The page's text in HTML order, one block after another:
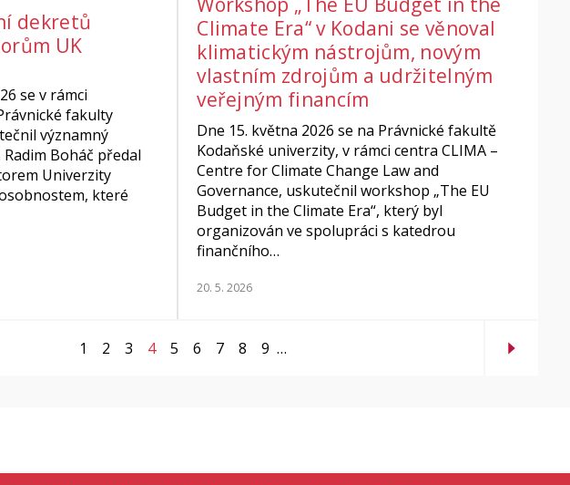
dekretů
UK
se v rámci
fakulty
významný
Boháč předal
Univerzity
které
Climate Era“ v Kodani se věnoval
klimatickým nástrojům, novým
vlastním zdrojům a udržitelným
veřejným financím
Dne 15. května 2026 se na Právnické fakultě
Kodaňské univerzity, v rámci centra CLIMA –
Centre for Climate Change Law and
Governance, uskutečnil workshop „The EU
Budget in the Climate Era“, který byl
organizován ve spolupráci s katedrou
finančního…
20. 5. 2026
1 2 3 4 5 6 7 8 9 …